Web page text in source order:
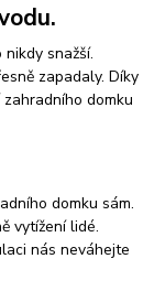
snažší.
zapadaly. Díky
domku
domku sám.
vytížení lidé.
nás neváhejte